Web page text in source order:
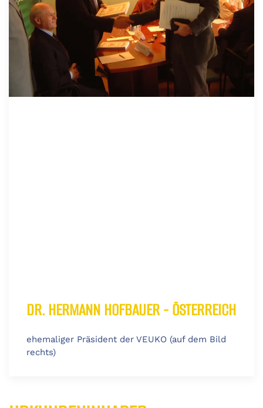
DR. HERMANN HOFBAUER - ÖSTERREICH
ehemaliger Präsident der VEUKO (auf dem Bild
rechts)